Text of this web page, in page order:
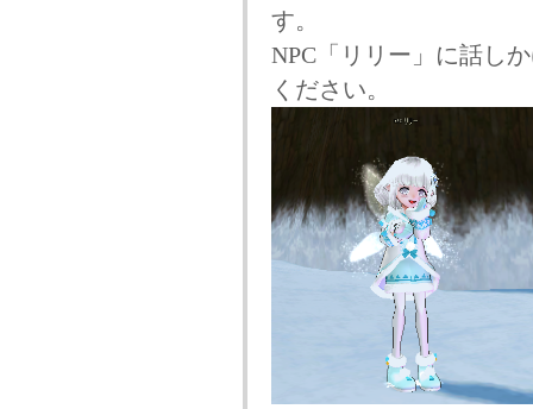
す。
NPC「リリー」に話し
ください。